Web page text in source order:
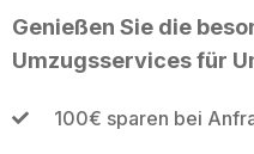
Genießen Sie die
Umzugsservices für
100€ sparen bei